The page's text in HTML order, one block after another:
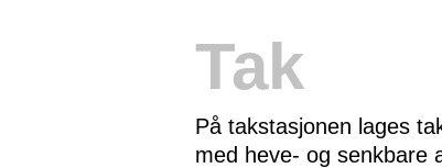
Tak
På takstasjonen lages
med heve- og senkbare